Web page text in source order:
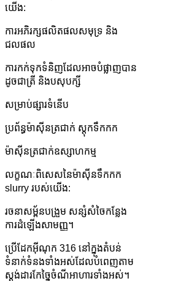
យើង:
ការអភិរក្សផលិតផលសមុទ្រ និង
ជលផល
ការកក់ទុកទំនិញដែលអាចបំផ្លាញបាន
ដូចជាត្រី និងបសុបក្សី
សម្រាប់ផ្សារទំនើប
ប្រព័ន្ធម៉ាស៊ីនត្រជាក់ ស្តុកទឹកកក
ម៉ាស៊ីនត្រជាក់ឧស្សាហកម្ម
លក្ខណៈពិសេសនៃម៉ាស៊ីនទឹកកក
slurry របស់យើង:
រចនាសម្ព័នបង្រួម សន្សំសំចៃកន្លែង
ការដំឡើងសាមញ្ញ។
ប្រើដែកអ៊ីណុក 316 នៅក្នុងតំបន់
ទំនាក់ទំនងទាំងអស់ដែលបំពេញតាម
ស្តង់ដារកែច្នៃចំណីអាហារទាំងអស់។